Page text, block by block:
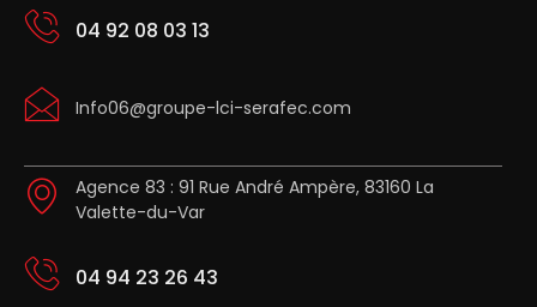
04 92 08 03 13
Info06@groupe-lci-serafec.com
Agence 83 : 91 Rue André Ampère, 83160 La
Valette-du-Var
04 94 23 26 43